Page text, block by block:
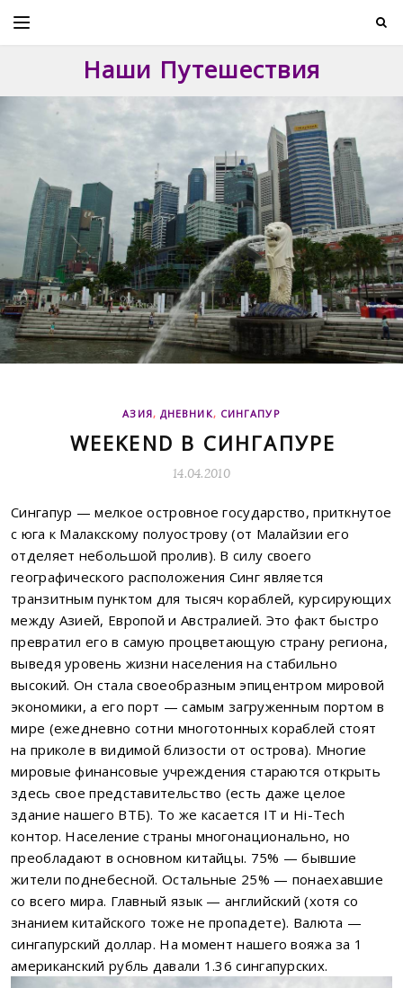
content
Наши Путешествия
АЗИЯ, ДНЕВНИК, СИНГАПУР
WEEKEND В СИНГАПУРЕ
14.04.2010
Сингапур — мелкое островное государство, приткнутое
с юга к Малакскому полуострову (от Малайзии его
отделяет небольшой пролив). В силу своего
географического расположения Синг является
транзитным пунктом для тысяч кораблей, курсирующих
между Азией, Европой и Австралией. Это факт быстро
превратил его в самую процветающую страну региона,
выведя уровень жизни населения на стабильно
высокий. Он стала своеобразным эпицентром мировой
экономики, а его порт — самым загруженным портом в
мире (ежедневно сотни многотонных кораблей стоят
на приколе в видимой близости от острова). Многие
мировые финансовые учреждения стараются открыть
здесь свое представительство (есть даже целое
здание нашего ВТБ). То же касается IT и Hi-Tech
контор. Население страны многонационально, но
преобладают в основном китайцы. 75% — бывшие
жители поднебесной. Остальные 25% — понаехавшие
со всего мира. Главный язык — английский (хотя со
знанием китайского тоже не пропадете). Валюта —
сингапурский доллар. На момент нашего вояжа за 1
американский рубль давали 1.36 сингапурских.